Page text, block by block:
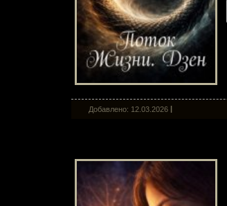
Добавлено: 12.03.2026